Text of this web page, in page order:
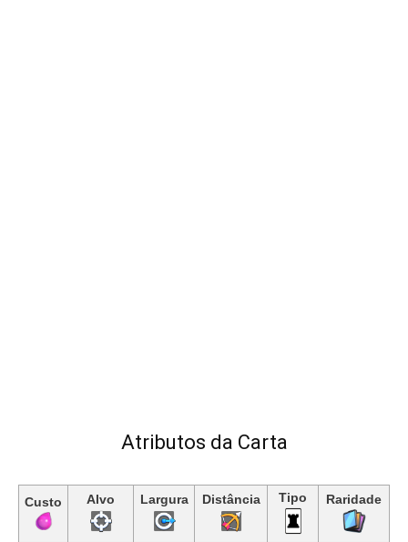
Atributos da Carta
Custo Alvo Largura Distância Tipo Raridade